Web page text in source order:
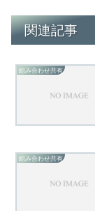
関連記事
組み合わせ共有
組み合わせ共有